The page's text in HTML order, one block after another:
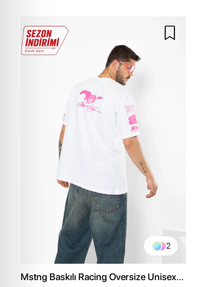
2
Mstng Baskılı Racing Oversize Unisex